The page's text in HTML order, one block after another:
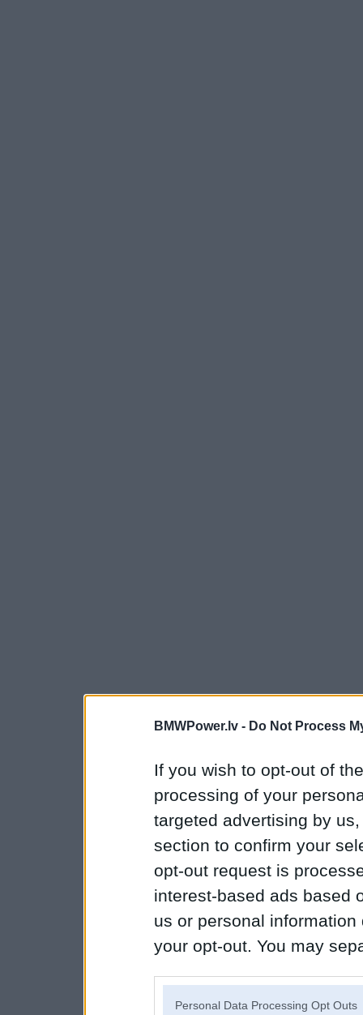
BMWPower.lv - Do Not Process
If you wish to opt-out of
processing of your
targeted advertising by
section to confirm your
opt-out request is
interest-based ads based
us or personal
your opt-out. You may
Personal Data Processing Opt Outs